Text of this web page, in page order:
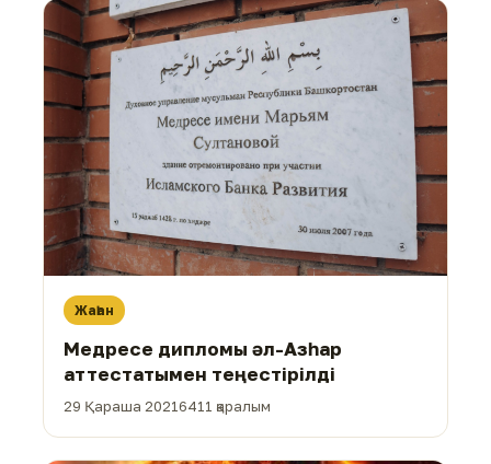
Жаһан
Медресе дипломы әл-Азһар
аттестатымен теңестірілді
29 Қараша 20216411 қаралым